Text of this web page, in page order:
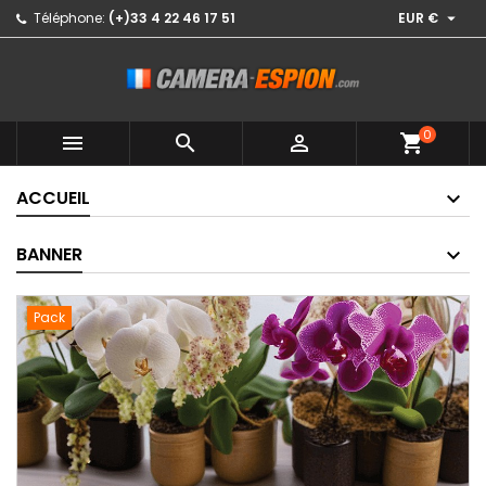
Téléphone: (+)33 4 22 46 17 51 EUR € 
   shopping_cart0
ACCUEIL
BANNER
Pack